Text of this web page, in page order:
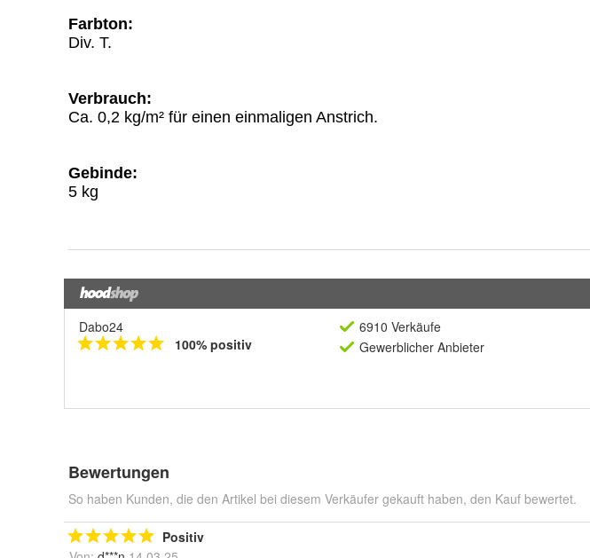
Dabo24
100% positiv
6910 Verkäufe
Gewerblicher Anbieter
Bewertungen
So haben Kunden, die den Artikel bei diesem Verkäufer gekauft haben, den Kauf bewertet.
Positiv